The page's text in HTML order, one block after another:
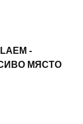
-
МЯСТО